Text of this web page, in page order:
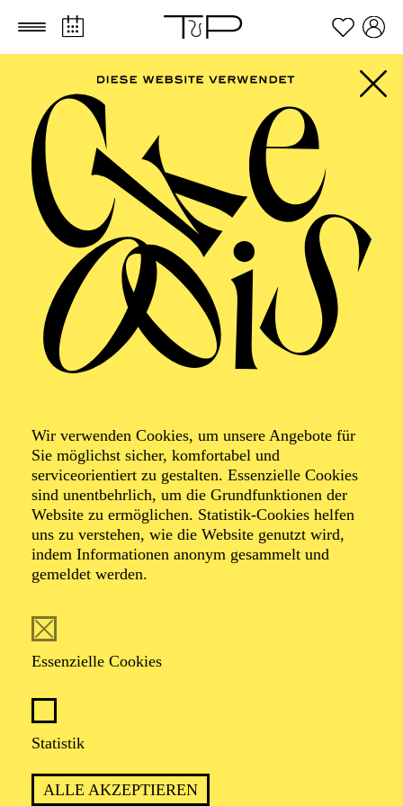
Zum Hauptinhalt springen Zum Footer springen
Wir verwenden Cookies, um unsere Angebote für
Sie möglichst sicher, komfortabel und
serviceorientiert zu gestalten. Essenzielle Cookies
sind unentbehrlich, um die Grundfunktionen der
Website zu ermöglichen. Statistik-Cookies helfen
uns zu verstehen, wie die Website genutzt wird,
indem Informationen anonym gesammelt und
gemeldet werden.
Essenzielle Cookies
Statistik
ALLE AKZEPTIEREN
AALTO
MUSIKTHEATER,
AALTO BALLETT
ESSEN
Familienführung
Zweistündiger interaktiver Rundgang durch das Aalto-
Theater mit Blick hinter die Kulissen
ca. 2 Stunden